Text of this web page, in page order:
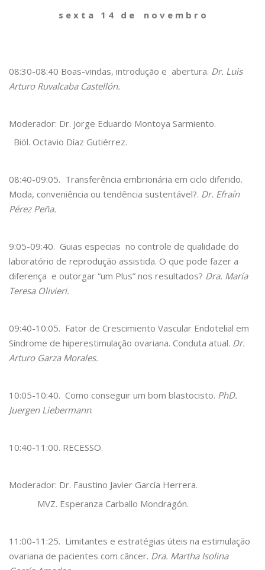
s e x t a 1 4 d e n o v e m b r o
08:30-08:40 Boas-vindas, introdução e abertura. Dr. Luis
Arturo Ruvalcaba Castellón.
Moderador: Dr. Jorge Eduardo Montoya Sarmiento.
Biól. Octavio Díaz Gutiérrez.
08:40-09:05. Transferência embrionária em ciclo diferido.
Moda, conveniência ou tendência sustentável?. Dr. Efraín
Pérez Peña.
9:05-09:40. Guias especias no controle de qualidade do
laboratório de reprodução assistida. O que pode fazer a
diferença e outorgar “um Plus” nos resultados? Dra. María
Teresa Olivieri.
09:40-10:05. Fator de Crescimiento Vascular Endotelial em
Síndrome de hiperestimulação ovariana. Conduta atual. Dr.
Arturo Garza Morales.
10:05-10:40. Como conseguir um bom blastocisto. PhD.
Juergen Liebermann.
10:40-11:00. RECESSO.
Moderador: Dr. Faustino Javier García Herrera.
MVZ. Esperanza Carballo Mondragón.
11:00-11:25. Limitantes e estratégias úteis na estimulação
ovariana de pacientes com câncer. Dra. Martha Isolina